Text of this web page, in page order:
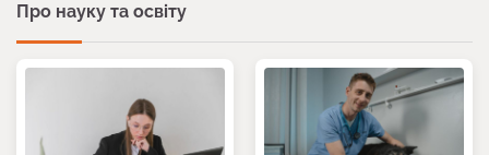
Про науку та освіту